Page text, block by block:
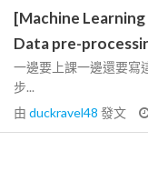
[Machine Learning
Data pre-
一邊要上課一邊還要寫
步...
由 duckravel48 發文